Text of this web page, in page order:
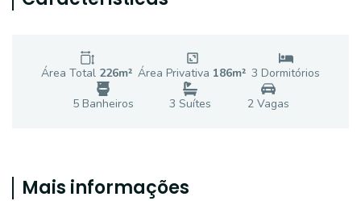
Área Total 226m² Área Privativa 186m² 3 Dormitórios
5Banheiros 3 Suítes 2Vagas
Mais informações